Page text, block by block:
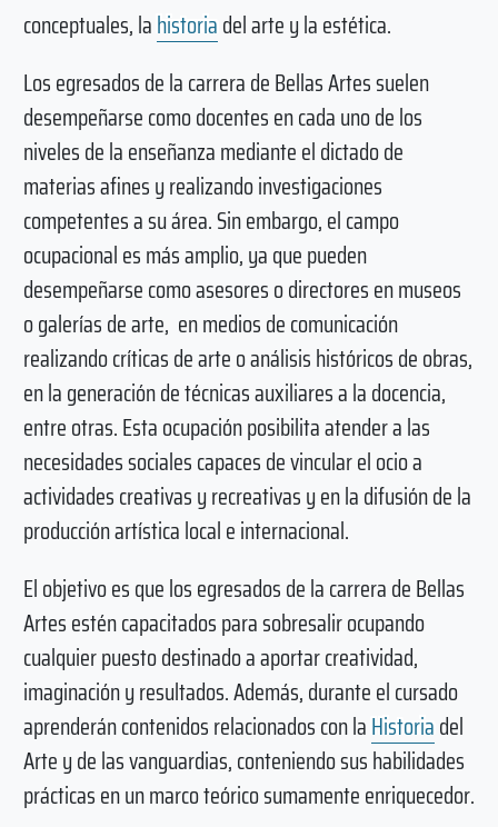
conceptuales, lahistoriadel arte y la estética.
Los egresados de la carrera de Bellas Artes suelen
desempeñarse como docentes en cada uno de los
niveles de la enseñanza mediante el dictado de
materias afines y realizando investigaciones
competentes a su área. Sin embargo, el campo
ocupacional es más amplio, ya que pueden
desempeñarse como asesores o directores en museos
o galerías de arte, en medios de comunicación
realizando críticas de arte o análisis históricos de obras,
en la generación de técnicas auxiliares a la docencia,
entre otras. Esta ocupación posibilita atender a las
necesidades sociales capaces de vincular el ocio a
actividades creativas y recreativas y en la difusión de la
producción artística local e internacional.
El objetivo es que los egresados de la carrera de Bellas
Artes estén capacitados para sobresalir ocupando
cualquier puesto destinado a aportar creatividad,
imaginación y resultados. Además, durante el cursado
aprenderán contenidos relacionados con laHistoriadel
Arte y de las vanguardias, conteniendo sus habilidades
prácticas en un marco teórico sumamente enriquecedor.